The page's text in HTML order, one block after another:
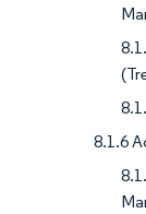
8.1.6